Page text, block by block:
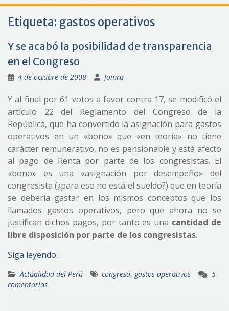
Etiqueta: gastos operativos
Y se acabó la posibilidad de transparencia
en el Congreso
4 de octubre de 2008 Jomra
Y al final por 61 votos a favor contra 17, se modificó el
artículo 22 del Reglamento del Congreso de la
República, que ha convertido la asignación para gastos
operativos en un «bono» que «en teoría» no tiene
carácter remunerativo, no es pensionable y está afecto
al pago de Renta por parte de los congresistas. El
«bono» es una «asignación por desempeño» del
congresista (¿para eso no está el sueldo?) que en teoría
se debería gastar en los mismos conceptos que los
llamados gastos operativos, pero que ahora no se
justifican dichos pagos, por tanto es una cantidad de
libre disposición por parte de los congresistas.
Siga leyendo…
Actualidad del Perú congreso, gastos operativos
5
comentarios